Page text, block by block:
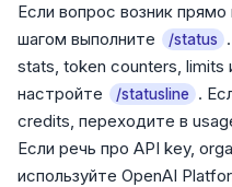
Если вопрос возник
шагом выполните
/status
stats, token counters,
настройте
/statusline
.
credits, переходите в
Если речь про API key,
используйте OpenAI